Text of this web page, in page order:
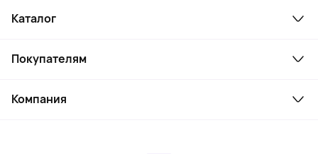
Каталог
Ноутбуки, мониторы, VR
Косметика и уход
Покупателям
Как заказать
Компания